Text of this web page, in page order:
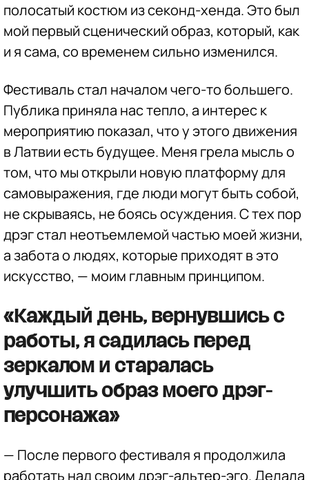
полосатый костюм из секонд-хенда. Это был
мой первый сценический образ, который, как
и я сама, со временем сильно изменился.
Фестиваль стал началом чего-то большего.
Публика приняла нас тепло, а интерес к
мероприятию показал, что у этого движения
в Латвии есть будущее. Меня грела мысль о
том, что мы открыли новую платформу для
самовыражения, где люди могут быть собой,
не скрываясь, не боясь осуждения. С тех пор
дрэг стал неотъемлемой частью моей жизни,
а забота о людях, которые приходят в это
искусство, — моим главным принципом.
«Каждый день, вернувшись с
работы, я садилась перед
зеркалом и старалась
улучшить образ моего дрэг-
персонажа»
— После первого фестиваля я продолжила
работать над своим дрэг-альтер-эго. Делала